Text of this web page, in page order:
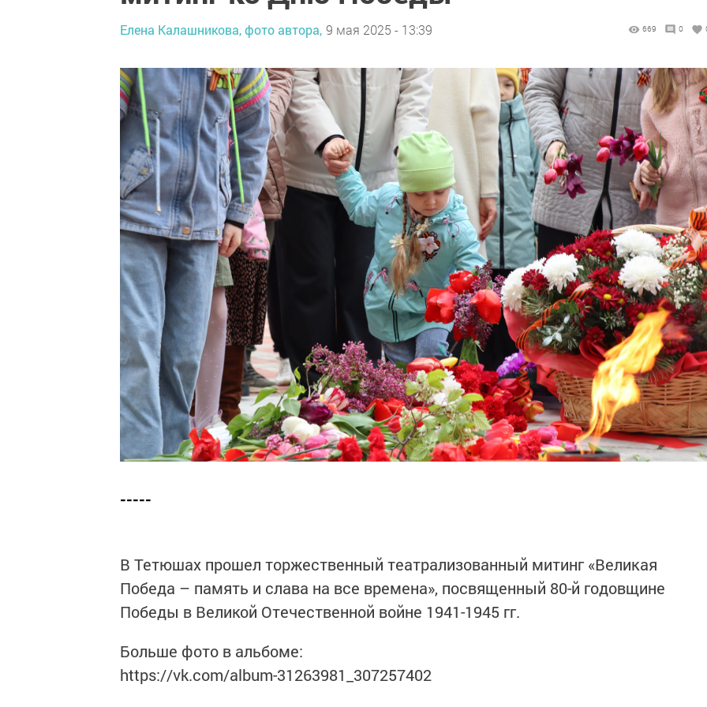
Елена Калашникова, фото автора, 9 мая 2025 - 13:39 669 0
-----
В Тетюшах прошел торжественный театрализованный митинг «Великая
Победа – память и слава на все времена», посвященный 80-й годовщине
Победы в Великой Отечественной войне 1941-1945 гг.
Больше фото в альбоме:
https://vk.com/album-31263981_307257402